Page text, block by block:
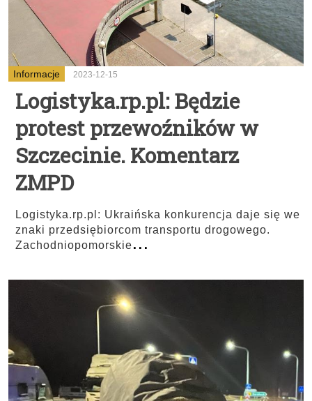
Informacje 2023-12-15
Logistyka.rp.pl: Będzie
protest przewoźników w
Szczecinie. Komentarz
ZMPD
Logistyka.rp.pl: Ukraińska konkurencja daje się we
znaki przedsiębiorcom transportu drogowego.
Zachodniopomorskie...